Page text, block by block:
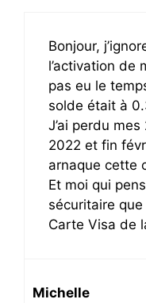
Bonjour,
l’activation de
pas eu le
solde était à
J’ai perdu
2022 et fin
arnaque cette
Et moi qui
sécuritaire
Carte Visa de
Michelle